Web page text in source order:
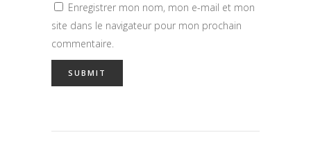
Enregistrer mon nom, mon e-mail et mon
site dans le navigateur pour mon prochain
commentaire.